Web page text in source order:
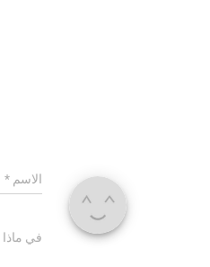
الاسم *
في